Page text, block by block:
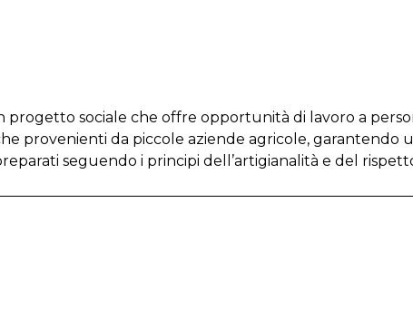
progetto sociale che offre opportunità di lavoro a
provenienti da piccole aziende agricole, garantendo
seguendo i principi dell’artigianalità e del